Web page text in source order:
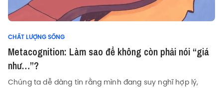
CHẤT LƯỢNG SỐNG
Metacognition: Làm sao để không còn phải nói “giá
như…”?
Chúng ta dễ dàng tin rằng mình đang suy nghĩ hợp lý,